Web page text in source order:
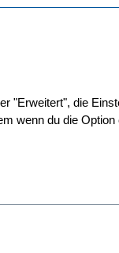
"Erweitert", die
wenn du die Option